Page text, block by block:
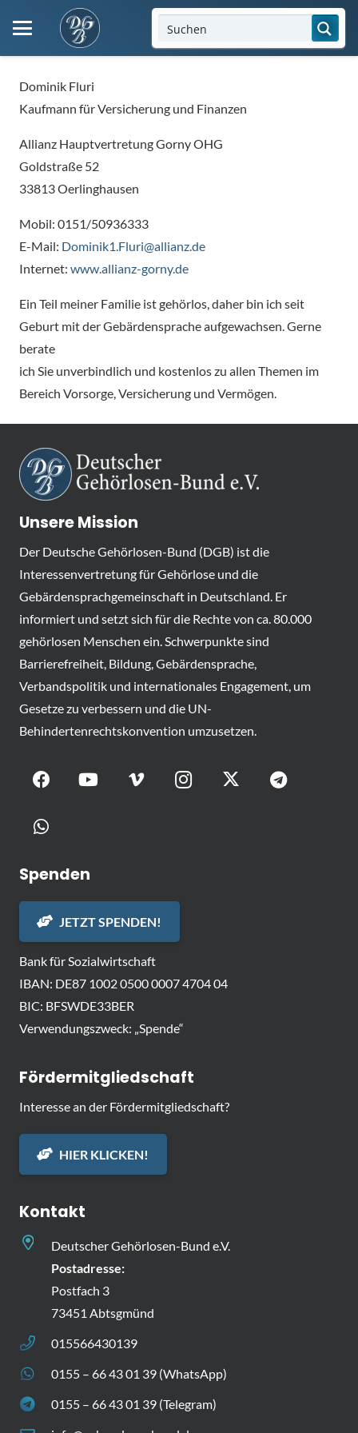
Dominik Fluri
Kaufmann für Versicherung und Finanzen
Allianz Hauptvertretung Gorny OHG
Goldstraße 52
33813 Oerlinghausen
Mobil: 0151/50936333
E-Mail: Dominik1.Fluri@allianz.de
Internet: www.allianz-gorny.de
Ein Teil meiner Familie ist gehörlos, daher bin ich seit
Geburt mit der Gebärdensprache aufgewachsen. Gerne
berate
ich Sie unverbindlich und kostenlos zu allen Themen im
Bereich Vorsorge, Versicherung und Vermögen.
Unsere Mission
Der Deutsche Gehörlosen-Bund (DGB) ist die
Interessenvertretung für Gehörlose und die
Gebärdensprachgemeinschaft in Deutschland. Er
informiert und setzt sich für die Rechte von ca. 80.000
gehörlosen Menschen ein. Schwerpunkte sind
Barrierefreiheit, Bildung, Gebärdensprache,
Verbandspolitik und internationales Engagement, um
Gesetze zu verbessern und die UN-
Behindertenrechtskonvention umzusetzen.
Spenden
JETZT SPENDEN!
Bank für Sozialwirtschaft
IBAN: DE87 1002 0500 0007 4704 04
BIC: BFSWDE33BER
Verwendungszweck: „Spende“
Fördermitgliedschaft
Interesse an der Fördermitgliedschaft?
HIER KLICKEN!
Kontakt
Deutscher Gehörlosen-Bund e.V.
Postadresse:
Postfach 3
73451 Abtsgmünd
015566430139
0155 – 66 43 01 39 (WhatsApp)
0155 – 66 43 01 39 (Telegram)